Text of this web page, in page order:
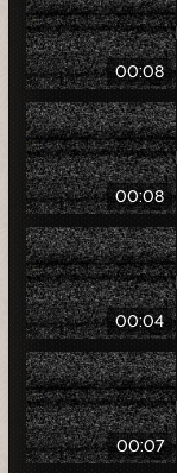
00:08
00:08
00:04
00:07